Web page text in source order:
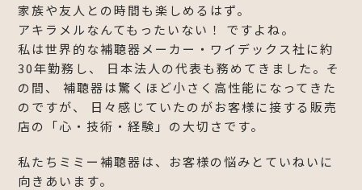
家族や友人との時間も楽しめるはず。
アキラメルなんてもったいない！ ですよね。
私は世界的な補聴器メーカー・ワイデックス社に約
30年勤務し、 日本法人の代表も務めてきました。そ
の間、 補聴器は驚くほど小さく高性能になってきた
のですが、 日々感じていたのがお客様に接する販売
店の「心・技術・経験」の大切さです。
私たちミミー補聴器は、お客様の悩みとていねいに
向きあいます。